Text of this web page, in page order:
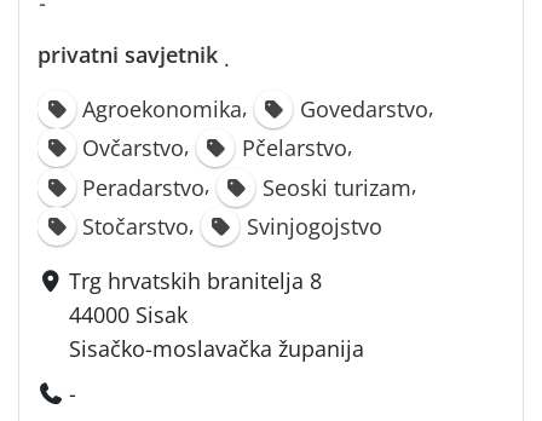
privatni savjetnik ·
Agroekonomika, Govedarstvo,
Ovčarstvo, Pčelarstvo,
Peradarstvo, Seoski turizam,
Stočarstvo,
Svinjogojstvo
Trg hrvatskih branitelja 8
44000 Sisak
Sisačko-moslavačka županija
-